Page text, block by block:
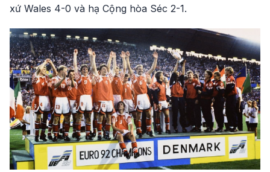
xứ Wales 4-0 và hạ Cộng hòa Séc 2-1.